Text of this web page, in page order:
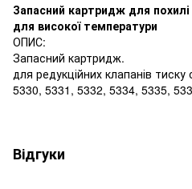
Запасний картридж для похилі
для високої температури
ОПИС:
Запасний картридж.
для редукційних клапанів тиску
5330, 5331, 5332, 5334, 5335,
Відгуки